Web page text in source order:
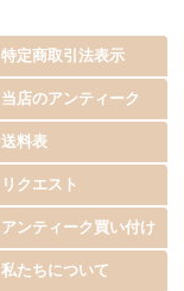
特定商取引法表示
当店のアンティーク
送料表
リクエスト
アンティーク買い付け
私たちについて